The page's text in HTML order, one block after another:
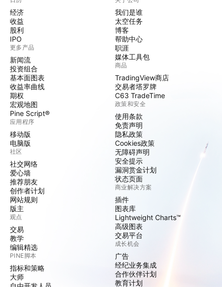
经济
收益
股利
IPO
更多产品
新闻流
投资组合
基本面图表
收益率曲线
期权
宏观地图
Pine Script®
应用程序
移动版
电脑版
社区
社交网络
爱心墙
推荐朋友
创作者计划
网站规则
版主
观点
交易
教学
编辑精选
PINE脚本
指标和策略
大师
我们是谁
太空任务
博客
帮助中心
职涯
媒体工具包
商品
TradingView商店
交易者塔罗牌
C63 TradeTime
政策和安全
使用条款
免责声明
隐私政策
Cookies政策
无障碍声明
安全提示
漏洞赏金计划
状态页面
商业解决方案
插件
图表库
Lightweight Charts™
高级图表
交易平台
成长机会
广告
经纪业务集成
合作伙伴计划
教育计划